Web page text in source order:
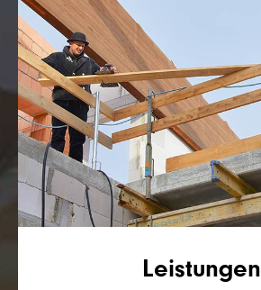
Leistungen